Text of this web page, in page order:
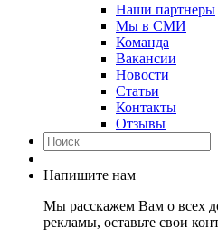
Наши партнеры
Мы в СМИ
Команда
Вакансии
Новости
Статьи
Контакты
Отзывы
Напишите нам
Мы расскажем Вам о всех
рекламы, оставьте свои